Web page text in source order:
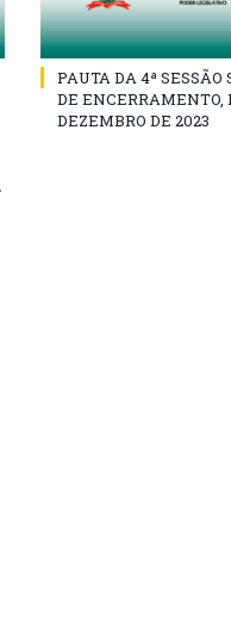
PAUTA DA 4ª SESSÃO
DE ENCERRAMENTO,
DEZEMBRO DE 2023